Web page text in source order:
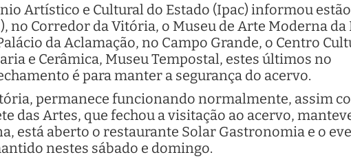
Artístico e Cultural do Estado (Ipac) informou estão
no Corredor da Vitória, o Museu de Arte Moderna da
da Aclamação, no Campo Grande, o Centro
e Cerâmica, Museu Tempostal, estes últimos no
é para manter a segurança do acervo.
permanece funcionando normalmente, assim
das Artes, que fechou a visitação ao acervo,
está aberto o restaurante Solar Gastronomia e o
nestes sábado e domingo.